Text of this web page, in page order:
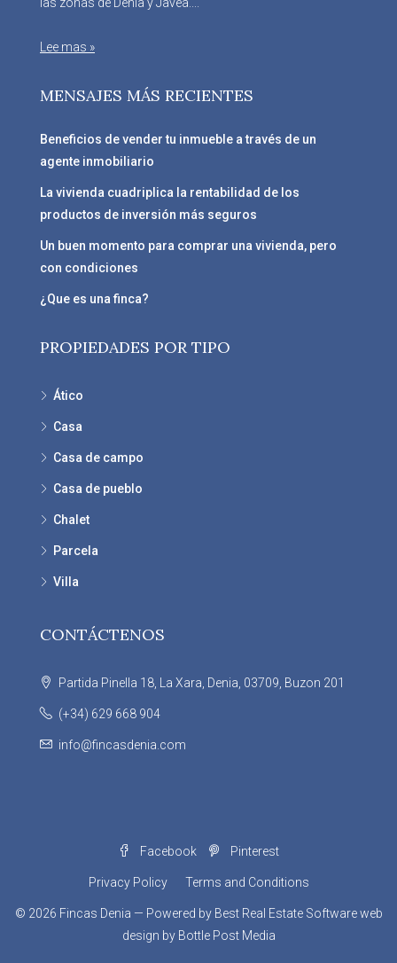
Lee mas »
MENSAJES MÁS RECIENTES
Beneficios de vender tu inmueble a través de un
agente inmobiliario
La vivienda cuadriplica la rentabilidad de los
productos de inversión más seguros
Un buen momento para comprar una vivienda, pero
con condiciones
¿Que es una finca?
PROPIEDADES POR TIPO
Ático
Casa
Casa de campo
Casa de pueblo
Chalet
Parcela
Villa
CONTÁCTENOS
Partida Pinella 18, La Xara, Denia, 03709, Buzon 201
(+34) 629 668 904
info@fincasdenia.com
Facebook Pinterest
Privacy Policy Terms and Conditions
© 2026 Fincas Denia — Powered by Best Real Estate Softwareweb
design by Bottle Post Media